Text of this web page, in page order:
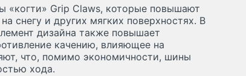
Grip Claws, которые повышают
снегу и других мягких поверхностях. В
дизайна также повышает
качению, влияющее на
что, помимо экономичности, шины
хода.